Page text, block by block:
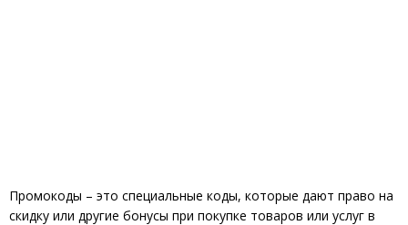
Промокоды – это специальные коды, которые дают право на
скидку или другие бонусы при покупке товаров или услуг в